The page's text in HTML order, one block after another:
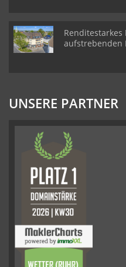
aufstrebenden
UNSERE PARTNER